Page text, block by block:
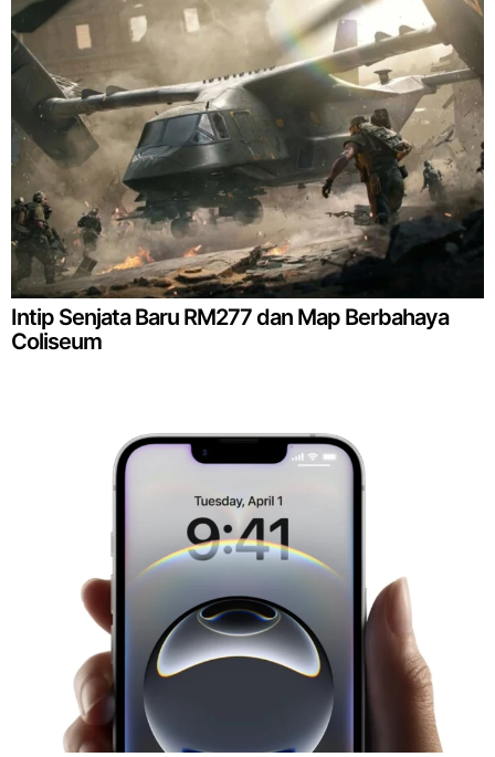
Intip Senjata Baru RM277 dan Map Berbahaya
Coliseum